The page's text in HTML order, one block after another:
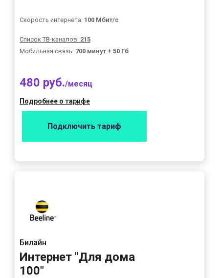
Скорость интернета: 100 Мбит/с
Список ТВ-каналов: 215
Мобильная связь: 700 минут + 50 Гб
480 руб./месяц
Подробнее о тарифе
Подключить тариф
Билайн
Интернет "Для дома
100"